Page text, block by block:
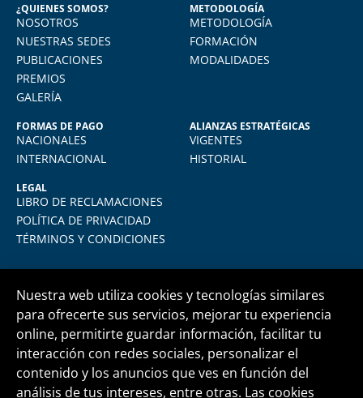
Vivo en Arequipa y llevé el diploma con
total comodidad desde mi casa. La
plataforma virtual de FIDE es muy intuitiva
y muy amigable. La enseñanza virtual es
¿QUIENES SOMOS?
NOSOTROS
NUESTRAS SEDES
PUBLICACIONES
PREMIOS
GALERÍA
METODOLOGÍA
METODOLOGÍA
FORMACIÓN
MODALIDADES
FORMAS DE PAGO
NACIONALES
INTERNACIONAL
ALIANZAS ESTRATÉGICAS
VIGENTES
HISTORIAL
LEGAL
LIBRO DE RECLAMACIONES
POLÍTICA DE PRIVACIDAD
TÉRMINOS Y CONDICIONES
Central telefónica+51 1 500 6133
Nuestra web utiliza cookies y tecnologías similares
para ofrecerte sus servicios, mejorar tu experiencia
online, permitirte guardar información, facilitar tu
interacción con redes sociales, personalizar el
contenido y los anuncios que ves en función del
análisis de tus intereses, entre otras. Las cookies